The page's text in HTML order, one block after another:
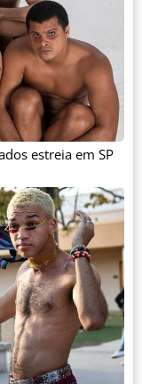
estreia em SP